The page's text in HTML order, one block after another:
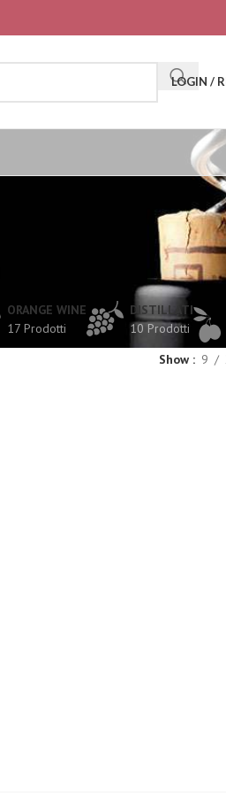
LOGIN /
ORANGE WINE
17 Prodotti
DISTILLATI
10 Prodotti
Show 9